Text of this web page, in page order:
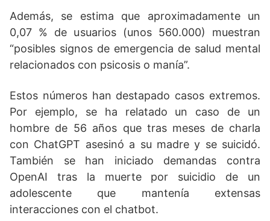
Además, se estima que aproximadamente un
0,07 % de usuarios (unos 560.000) muestran
“posibles signos de emergencia de salud mental
relacionados con psicosis o manía”.
Estos números han destapado casos extremos.
Por ejemplo, se ha relatado un caso de un
hombre de 56 años que tras meses de charla
con ChatGPT asesinó a su madre y se suicidó.
También se han iniciado demandas contra
OpenAI tras la muerte por suicidio de un
adolescente que mantenía extensas
interacciones con el chatbot.